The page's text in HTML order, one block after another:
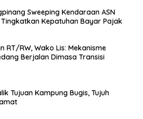
Sweeping Kendaraan ASN
Kepatuhan Bayar Pajak
RT/RW, Wako Lis: Mekanisme
Berjalan Dimasa Transisi
Tujuan Kampung Bugis, Tujuh